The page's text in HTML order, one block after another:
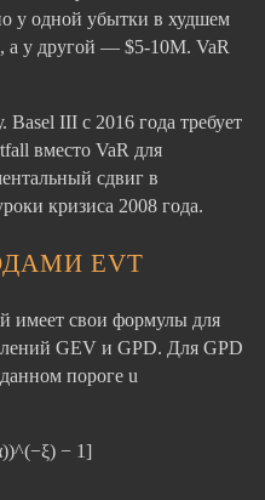
у одной убытки в худшем
а у другой — $5-10M. VaR
Basel III с 2016 года требует
вместо VaR для
сдвиг в
кризиса 2008 года.
EVT
имеет свои формулы для
GEV и GPD. Для GPD
пороге u
− 1]